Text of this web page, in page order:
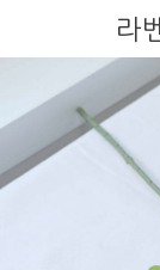
라